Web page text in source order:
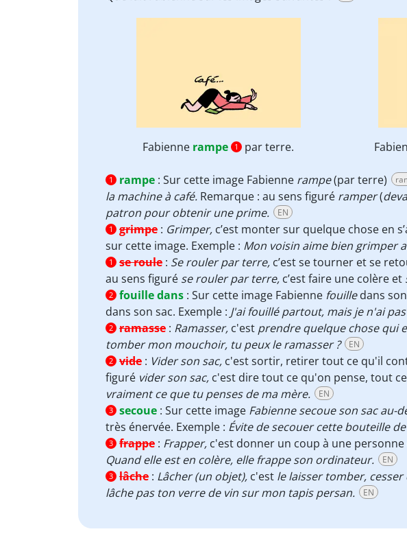
Fabienne rampe 1 par terre.
1 rampe : Sur cette image Fabienne rampe(par terre)
la machine à café. Remarque : au sens figuré ramper(
patron pour obtenir une prime.
EN
1 grimpe : Grimper, c’est monter sur quelque chose en
sur cette image. Exemple : Mon voisin aime bien grimper
1 se roule : Se rouler par terre, c’est se tourner et se
au sens figuré se rouler par terre, c’est faire une colère et
2 fouille dans : Sur cette image Fabienne fouilledans
dans son sac. Exemple : J'ai fouillé partout, mais je n'ai
2 ramasse : Ramasser, c'est prendre quelque chose qui
tomber mon mouchoir, tu peux le ramasser ?
EN
2 vide : Vider son sac, c'est sortir, retirer tout ce qu'il
figuré vider son sac, c'est dire tout ce qu'on pense, tout
vraiment ce que tu penses de ma mère.
EN
3 secoue : Sur cette image Fabienne secoue son sac au-
très énervée. Exemple : Évite de secouer cette bouteille
3 frappe : Frapper, c'est donner un coup à une personne
Quand elle est en colère, elle frappe son ordinateur.
EN
3 lâche : Lâcher (un objet), c'est le laisser tomber, cesser
lâche pas ton verre de vin sur mon tapis persan.
EN